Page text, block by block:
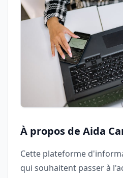
À propos de Aida
Cette plateforme
qui souhaitent passer à